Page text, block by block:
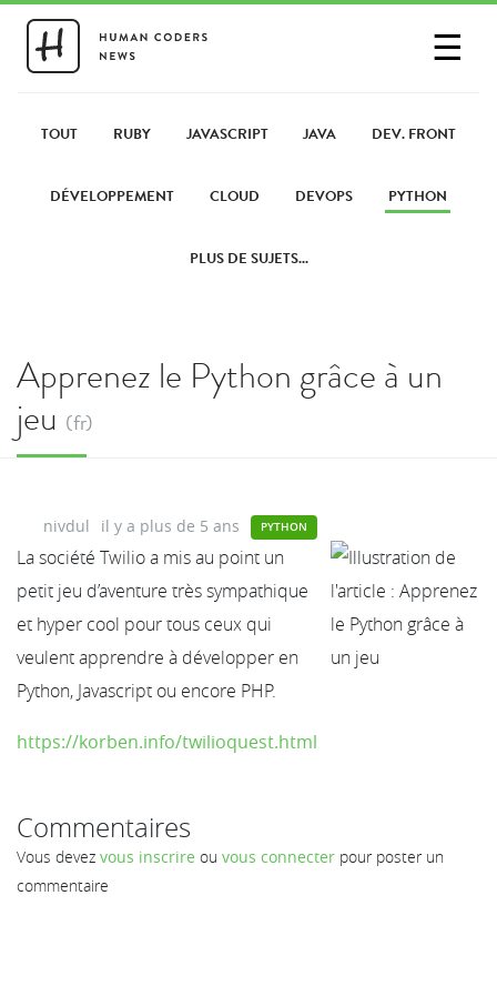
☰
PARTAGER UN LIEN
TOUT RUBY JAVASCRIPT JAVA DEV. FRONT
DÉVELOPPEMENT CLOUD DEVOPS PYTHON
PLUS DE SUJETS...
Apprenez le Python grâce à un
jeu (fr)
nivdul il y a plus de 5 ans PYTHON
La société Twilio a mis au point un
petit jeu d’aventure très sympathique
et hyper cool pour tous ceux qui
veulent apprendre à développer en
Python, Javascript ou encore PHP.
https://korben.info/twilioquest.html
Commentaires
Vous devez vous inscrire ou vous connecter pour poster un
commentaire